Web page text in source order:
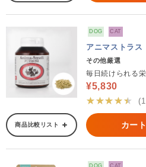
DOG CAT
アニマストラ
その他厳選
毎日続けられる
¥5,830
★★★★★
商品比較リスト カー
DOG CAT